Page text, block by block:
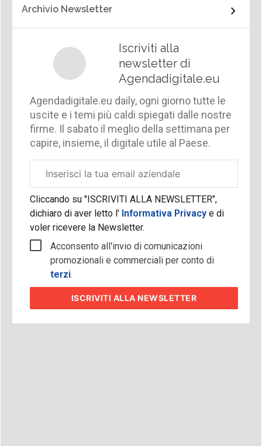
Archivio Newsletter
Iscriviti alla
newsletter di
Agendadigitale.eu
Agendadigitale.eu daily, ogni giorno tutte le
uscite e i temi più caldi spiegati dalle nostre
firme. Il sabato il meglio della settimana per
capire, insieme, il digitale utile al Paese.
aziendale
Cliccando su "ISCRIVITI ALLA NEWSLETTER",
dichiaro di aver letto l'Informativa Privacy e di
voler ricevere la Newsletter.
Acconsento all'invio di comunicazioni
promozionali e commerciali per conto di
terzi.
ISCRIVITI ALLA NEWSLETTER